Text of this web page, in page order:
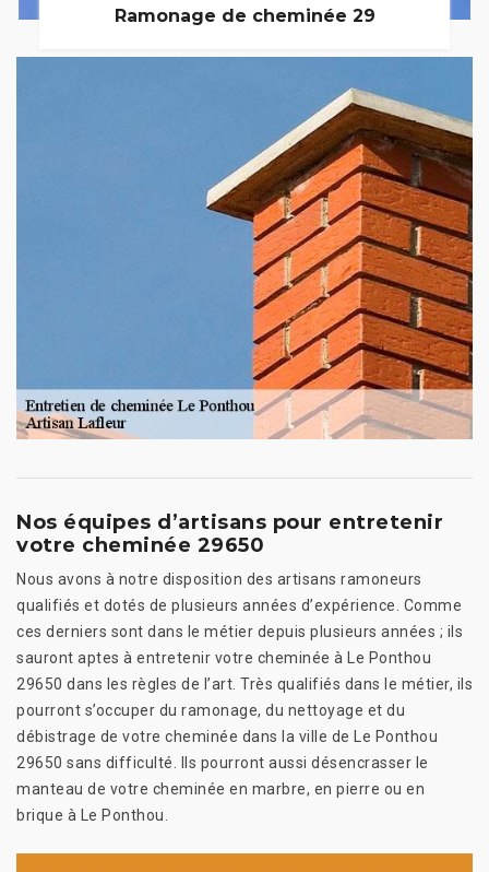
Ramonage de cheminée 29
Nos équipes d’artisans pour entretenir
votre cheminée 29650
Nous avons à notre disposition des artisans ramoneurs
qualifiés et dotés de plusieurs années d’expérience. Comme
ces derniers sont dans le métier depuis plusieurs années ; ils
sauront aptes à entretenir votre cheminée à Le Ponthou
29650 dans les règles de l’art. Très qualifiés dans le métier, ils
pourront s’occuper du ramonage, du nettoyage et du
débistrage de votre cheminée dans la ville de Le Ponthou
29650 sans difficulté. Ils pourront aussi désencrasser le
manteau de votre cheminée en marbre, en pierre ou en
brique à Le Ponthou.